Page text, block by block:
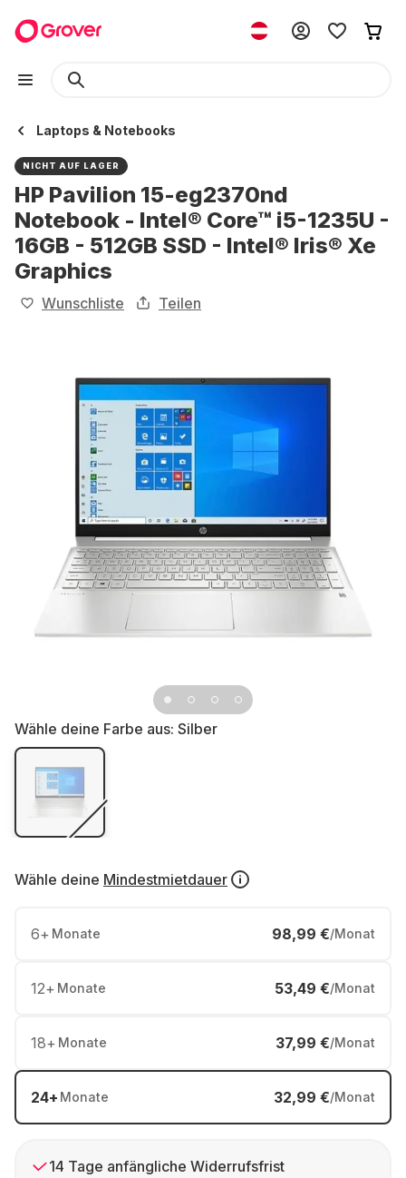
Laptops & Notebooks
NICHT AUF LAGER
HP Pavilion 15-eg2370nd
Notebook - Intel® Core™ i5-1235U -
16GB - 512GB SSD - Intel® Iris® Xe
Graphics
Wunschliste Teilen
Wähle deine Farbe aus: Silber
Wähle deine Mindestmietdauer
6+ Monate 98,99 €/Monat
12+ Monate 53,49 €/Monat
18+ Monate 37,99 €/Monat
24+ Monate 32,99 €/Monat
14 Tage anfängliche Widerrufsfrist